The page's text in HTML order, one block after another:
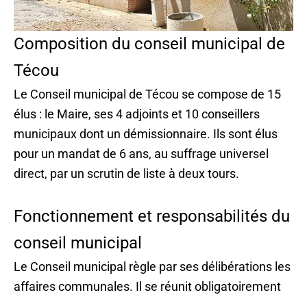
Composition du conseil municipal de
Técou
Le Conseil municipal de Técou se compose de 15
élus : le Maire, ses 4 adjoints et 10 conseillers
municipaux dont un démissionnaire. Ils sont élus
pour un mandat de 6 ans, au suffrage universel
direct, par un scrutin de liste à deux tours.
Fonctionnement et responsabilités du
conseil municipal
Le Conseil municipal règle par ses délibérations les
affaires communales. Il se réunit obligatoirement